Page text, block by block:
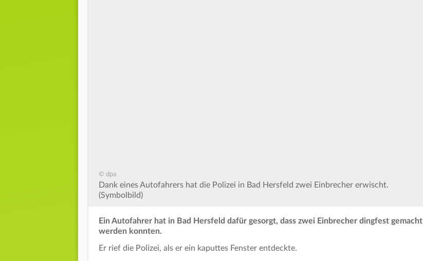
© dpa
Dank eines Autofahrers hat die Polizei in Bad Hersfeld zwei Einbrecher erwischt.
(Symbolbild)
Ein Autofahrer hat in Bad Hersfeld dafür gesorgt, dass zwei Einbrecher dingfest gemacht
werden konnten.
Er rief die Polizei, als er ein kaputtes Fenster entdeckte.